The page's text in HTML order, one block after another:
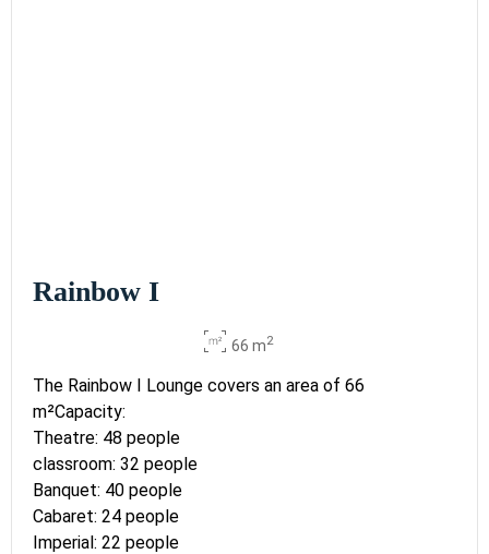
Rainbow I
66 m2
The Rainbow I Lounge covers an area of 66
m²Capacity:
Theatre: 48 people
classroom: 32 people
Banquet: 40 people
Cabaret: 24 people
Imperial: 22 people